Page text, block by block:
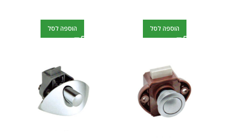
הוספה לסל הוספה לסל